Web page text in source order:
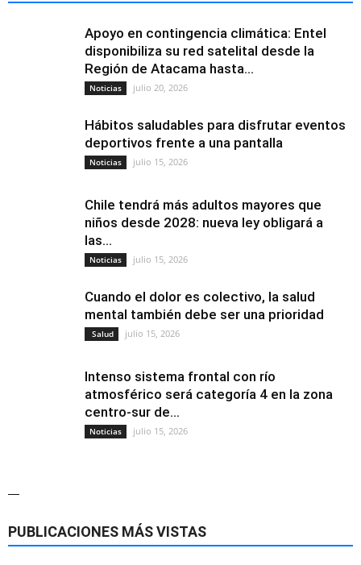
Apoyo en contingencia climática: Entel
disponibiliza su red satelital desde la
Región de Atacama hasta...
Noticias julio 20, 2026
Hábitos saludables para disfrutar eventos
deportivos frente a una pantalla
Noticias julio 15, 2026
Chile tendrá más adultos mayores que
niños desde 2028: nueva ley obligará a
las...
Noticias julio 15, 2026
Cuando el dolor es colectivo, la salud
mental también debe ser una prioridad
Salud julio 15, 2026
Intenso sistema frontal con río
atmosférico será categoría 4 en la zona
centro-sur de...
Noticias julio 15, 2026
—
PUBLICACIONES MÁS VISTAS